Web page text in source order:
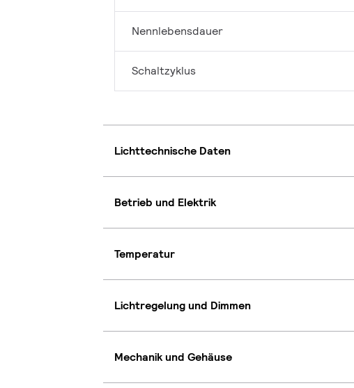
Nennlebensdauer
Schaltzyklus
Lichttechnische Daten
Betrieb und Elektrik
Temperatur
Lichtregelung und Dimmen
Mechanik und Gehäuse